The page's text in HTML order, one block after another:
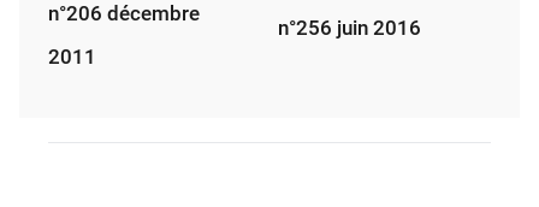
n°206 décembre
2011
n°256 juin 2016